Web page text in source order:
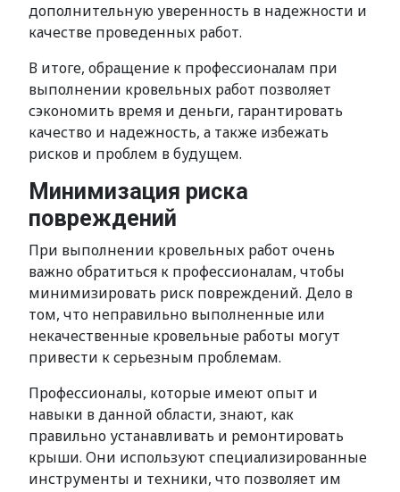
дополнительную уверенность в надежности и
качестве проведенных работ.
В итоге, обращение к профессионалам при
выполнении кровельных работ позволяет
сэкономить время и деньги, гарантировать
качество и надежность, а также избежать
рисков и проблем в будущем.
Минимизация риска
повреждений
При выполнении кровельных работ очень
важно обратиться к профессионалам, чтобы
минимизировать риск повреждений. Дело в
том, что неправильно выполненные или
некачественные кровельные работы могут
привести к серьезным проблемам.
Профессионалы, которые имеют опыт и
навыки в данной области, знают, как
правильно устанавливать и ремонтировать
крыши. Они используют специализированные
инструменты и техники, что позволяет им